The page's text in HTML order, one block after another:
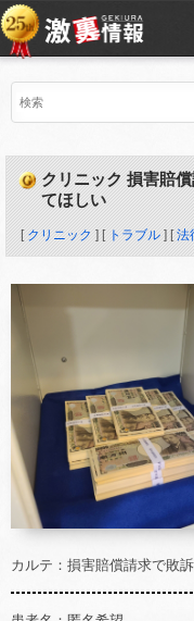
クリニック 損害賠
てほしい
[ クリニック ] [ トラブル ] [法
カルテ：損害賠償請求で敗